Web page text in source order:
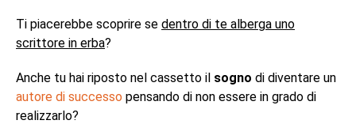
Ti piacerebbe scoprire se dentro di te alberga uno
scrittore in erba?
Anche tu hai riposto nel cassetto il sogno di diventare un
autore di successo pensando di non essere in grado di
realizzarlo?